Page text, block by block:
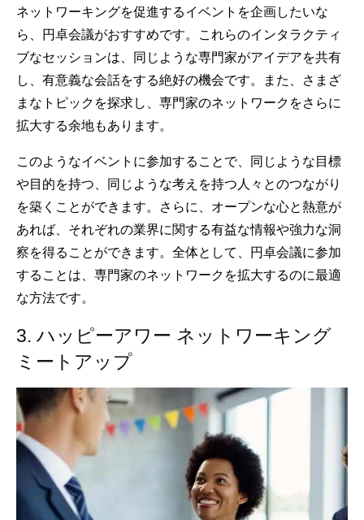
ネットワーキングを促進するイベントを企画したいな
ら、円卓会議がおすすめです。これらのインタラクティ
ブなセッションは、同じような専門家がアイデアを共有
し、有意義な会話をする絶好の機会です。また、さまざ
まなトピックを探求し、専門家のネットワークをさらに
拡大する余地もあります。
このようなイベントに参加することで、同じような目標
や目的を持つ、同じような考えを持つ人々とのつながり
を築くことができます。さらに、オープンな心と熱意が
あれば、それぞれの業界に関する有益な情報や強力な洞
察を得ることができます。全体として、円卓会議に参加
することは、専門家のネットワークを拡大するのに最適
な方法です。
3. ハッピーアワー ネットワーキング
ミートアップ